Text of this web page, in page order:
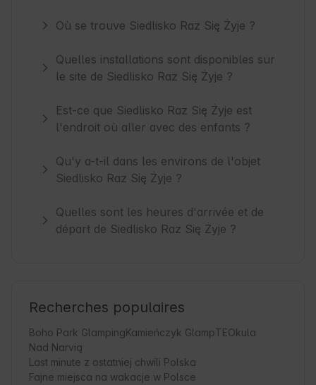
Où se trouve Siedlisko Raz Się Żyje ?
Quelles installations sont disponibles sur
le site de Siedlisko Raz Się Żyje ?
Est-ce que Siedlisko Raz Się Żyje est
l'endroit où aller avec des enfants ?
Qu'y a-t-il dans les environs de l'objet
Siedlisko Raz Się Żyje ?
Quelles sont les heures d'arrivée et de
départ de Siedlisko Raz Się Żyje ?
Recherches populaires
Boho Park GlampingKamieńczyk GlampTEOkula
Nad Narvią
Last minute z ostatniej chwili Polska
Fajne miejsca na wakacje w Polsce